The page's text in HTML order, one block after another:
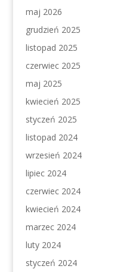
maj 2026
grudzień 2025
listopad 2025
czerwiec 2025
maj 2025
kwiecień 2025
styczeń 2025
listopad 2024
wrzesień 2024
lipiec 2024
czerwiec 2024
kwiecień 2024
marzec 2024
luty 2024
styczeń 2024